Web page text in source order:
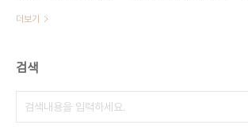
더보기
검색